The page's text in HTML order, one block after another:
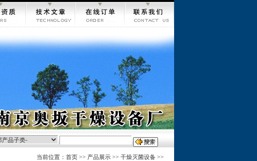
当前位置：首页 >> 产品展示 >> 干燥灭菌设备 >>